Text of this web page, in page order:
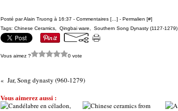
Posté par Alain Truong à 16:37 - Commentaires [ ] - Permalien [#]
Tags: Chinese Ceramics Qingbai ware Southern Song Dynasty (1127-1279)
Vous aimez ? 0 vote
Jar, Song dynasty (960-1279)
Vous aimerez aussi :